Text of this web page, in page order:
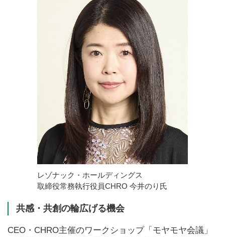
レゾナック・ホールディングス
取締役常務執行役員CHRO 今井のり氏
共感・共創の輪広げる機会
CEO・CHRO主催のワークショップ「モヤモヤ会議」